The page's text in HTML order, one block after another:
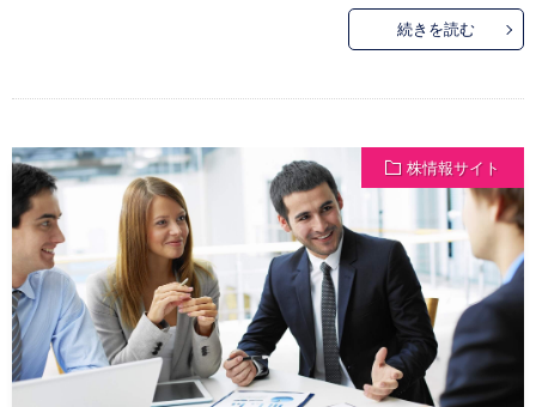
続きを読む
株情報サイト